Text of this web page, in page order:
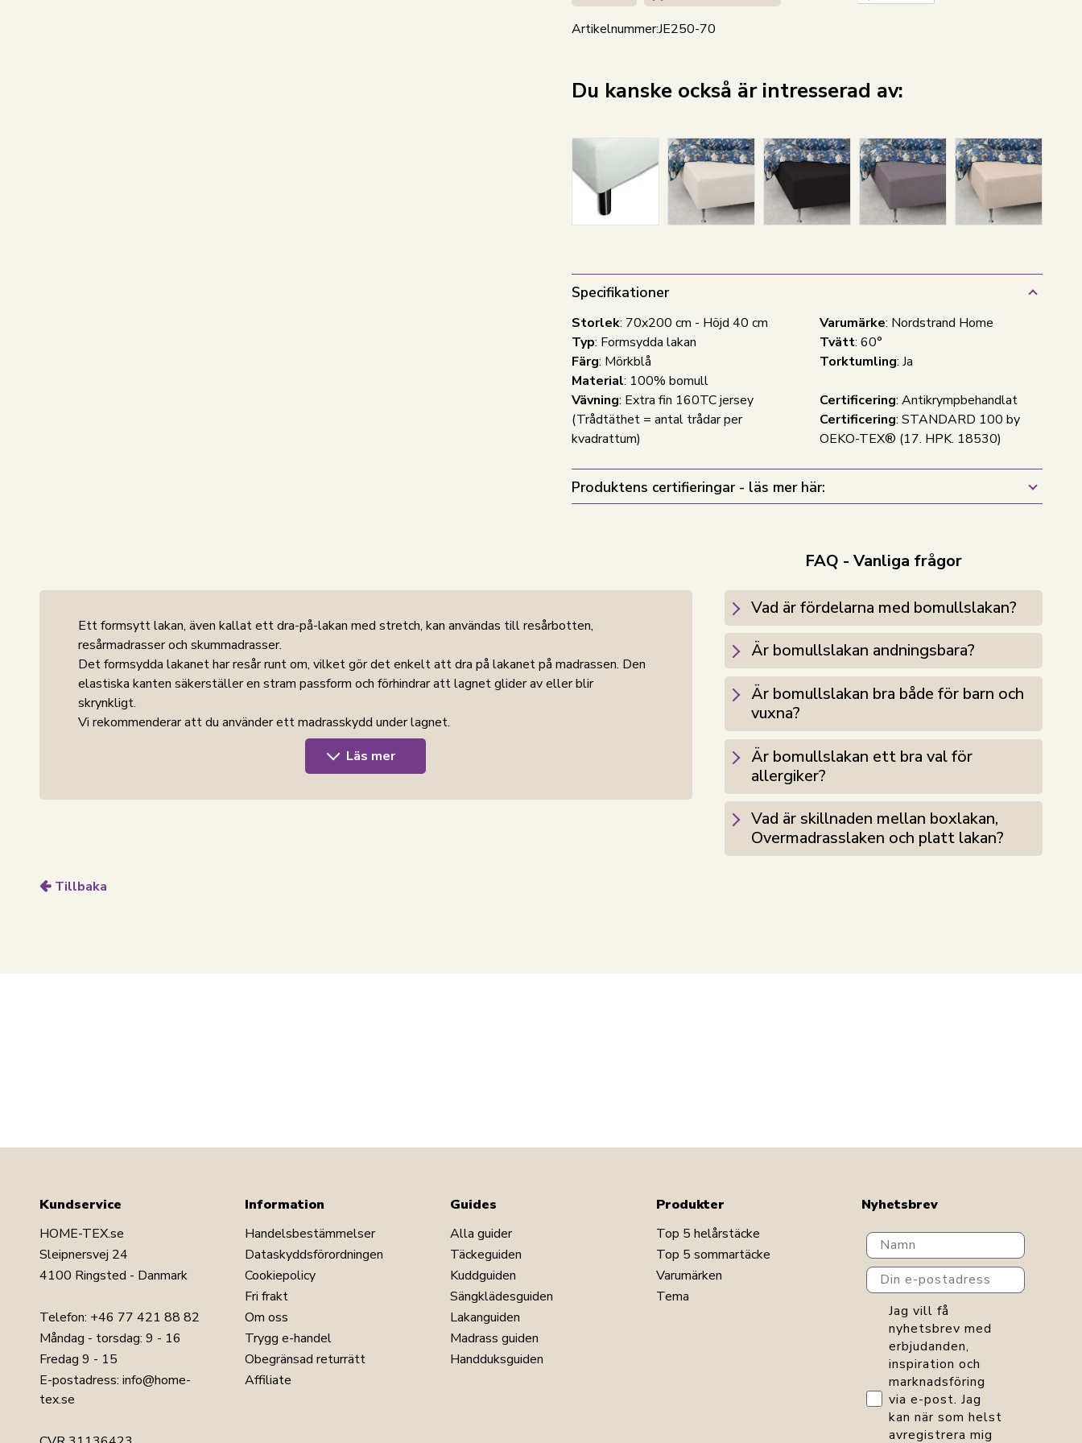
Artikelnummer:JE250-70
Du kanske också är intresserad av:
Specifikationer
Storlek: 70x200 cm - Höjd 40 cm
Typ: Formsydda lakan
Färg: Mörkblå
Material: 100% bomull
Vävning: Extra fin 160TC jersey
(Trådtäthet = antal trådar per
kvadrattum)
Varumärke: Nordstrand Home
Tvätt: 60°
Torktumling: Ja
Certificering: Antikrympbehandlat
Certificering: STANDARD 100 by
OEKO-TEX® (17. HPK. 18530)
Produktens certifieringar - läs mer här:
Ett formsytt lakan, även kallat ett dra-på-lakan med stretch, kan användas till resårbotten,
resårmadrasser och skummadrasser.
Det formsydda lakanet har resår runt om, vilket gör det enkelt att dra på lakanet på madrassen. Den
elastiska kanten säkerställer en stram passform och förhindrar att lagnet glider av eller blir
skrynkligt.
Vi rekommenderar att du använder ett madrasskydd under lagnet.
Lagnen frånNordstrand Home är tillverkade med en klassisk och enkel vävteknik som ger släta och
Home lägger stor vikt vid känslan av välmående i en vacker men samtidigt avkopplande miljö.
LÄGG I VARUKORGEN
Läs mer
FAQ - Vanliga frågor
Vad är fördelarna med bomullslakan?
Är bomullslakan andningsbara?
Är bomullslakan bra både för barn och
vuxna?
Är bomullslakan ett bra val för
allergiker?
Vad är skillnaden mellan boxlakan,
Overmadrasslaken och platt lakan?
Tillbaka
Kundservice
HOME-TEX.se
Sleipnersvej 24
4100 Ringsted - Danmark
Telefon: +46 77 421 88 82
Måndag - torsdag: 9 - 16
Fredag 9 - 15
E-postadress: info@home-
tex.se
Information
Handelsbestämmelser
Dataskyddsförordningen
Cookiepolicy
Fri frakt
Om oss
Trygg e-handel
Obegränsad returrätt
Affiliate
Guides
Alla guider
Täckeguiden
Kuddguiden
Sängklädesguiden
Lakanguiden
Madrass guiden
Handduksguiden
Produkter
Top 5 helårstäcke
Top 5 sommartäcke
Varumärken
Tema
Nyhetsbrev
Navn
Din e-postadress
GDPR consent
Jag vill få
nyhetsbrev med
erbjudanden,
inspiration och
marknadsföring
via e-post. Jag
kan när som helst
avregistrera mig